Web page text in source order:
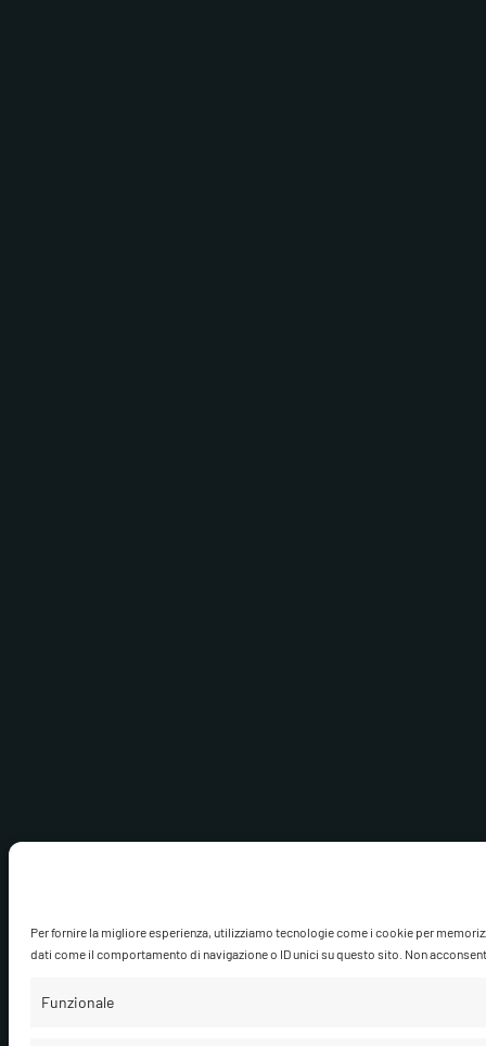
Per fornire la migliore esperienza, utilizziamo tecnologie come i cookie per
dati come il comportamento di navigazione o ID unici su questo sito. Non
Funzionale